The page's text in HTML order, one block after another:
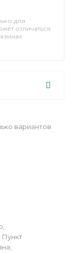
для
отличаться
вариантов
Пункт